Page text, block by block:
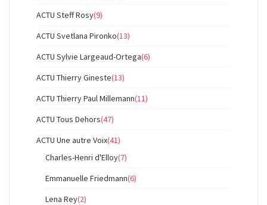
ACTU Steff Rosy(9)
ACTU Svetlana Pironko(13)
ACTU Sylvie Largeaud-Ortega(6)
ACTU Thierry Gineste(13)
ACTU Thierry Paul Millemann(11)
ACTU Tous Dehors(47)
ACTU Une autre Voix(41)
Charles-Henri d'Elloy(7)
Emmanuelle Friedmann(6)
Lena Rey(2)